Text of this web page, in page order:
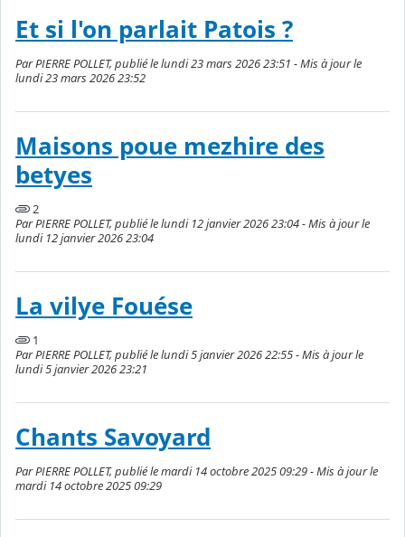
Et si l'on parlait Patois ?
Par PIERRE POLLET, publié le lundi 23 mars 2026 23:51 - Mis à jour le
lundi 23 mars 2026 23:52
Maisons poue mezhire des
betyes
2
Par PIERRE POLLET, publié le lundi 12 janvier 2026 23:04 - Mis à jour le
lundi 12 janvier 2026 23:04
La vilye Fouése
1
Par PIERRE POLLET, publié le lundi 5 janvier 2026 22:55 - Mis à jour le
lundi 5 janvier 2026 23:21
Chants Savoyard
Par PIERRE POLLET, publié le mardi 14 octobre 2025 09:29 - Mis à jour le
mardi 14 octobre 2025 09:29